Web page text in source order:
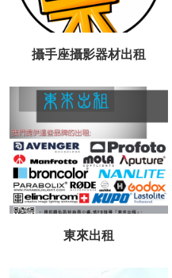
攝手座攝影器材出租
東來出租